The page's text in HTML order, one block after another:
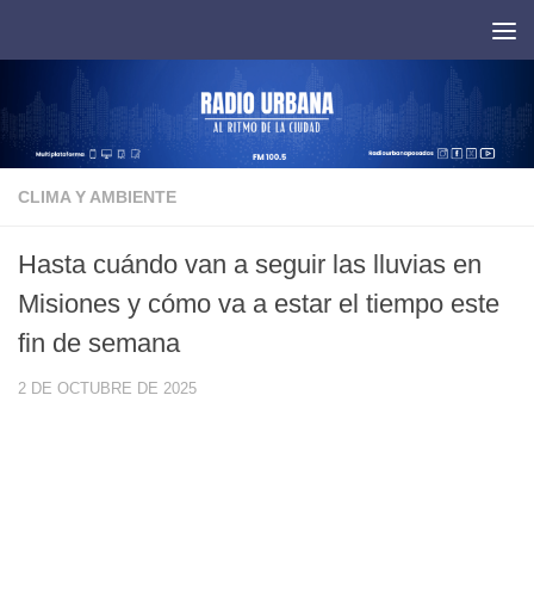
CLIMA Y AMBIENTE
Hasta cuándo van a seguir las lluvias en
Misiones y cómo va a estar el tiempo este
fin de semana
2 DE OCTUBRE DE 2025